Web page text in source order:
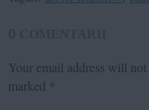
Your email address will not
marked *